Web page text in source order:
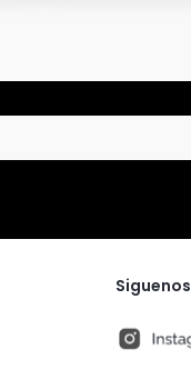
Siguenos
instagram